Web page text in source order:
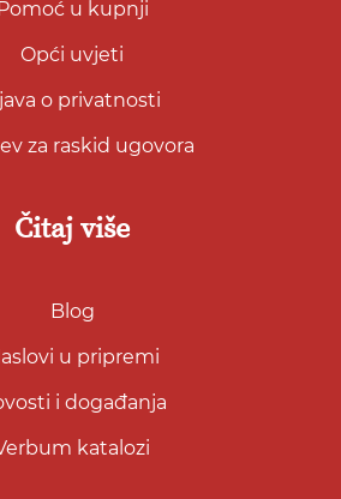
u kupnji
Opći uvjeti
o privatnosti
za raskid ugovora
Čitaj više
Blog
u pripremi
i događanja
katalozi